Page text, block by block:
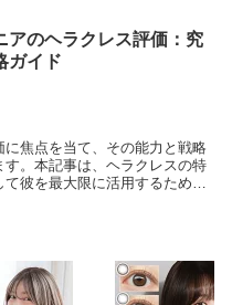
アのヘラクレス評価：究
ガイド
焦点を当て、その能力と戦略
。本記事は、ヘラクレスの特
彼を最大限に活用するための